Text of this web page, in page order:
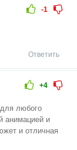
-1
Ответить
+4
любого
анимацией и
и отличная